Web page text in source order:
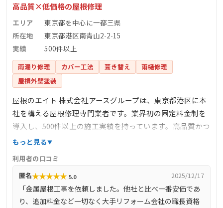
高品質×低価格の屋根修理
エリア
東京都を中心に一都三県
所在地
東京都港区南青山2-2-15
実績
500件以上
雨漏り修理 カバー工法 葺き替え
雨樋修理
屋根外壁塗装
屋根のエイト 株式会社アースグループは、東京都港区に本
社を構える屋根修理専門業者です。業界初の固定料金制を
導入し、500件以上の施工実績を持っています。高品質かつ
低価格なサービスを提供し、イタリア大使館からの依頼を
容は、屋根工事、板金工事、雨どい工事、金属サイディン
グ工事、光触媒防汚・超抗菌消臭など多岐にわたります。
もっと見る
利用者の口コミ
匿名★★★★★ 5.0 2025/12/17
「金属屋根工事を依頼しました。他社と比べ一番安価であ
り、追加料金など一切なく大手リフォーム会社の職長資格